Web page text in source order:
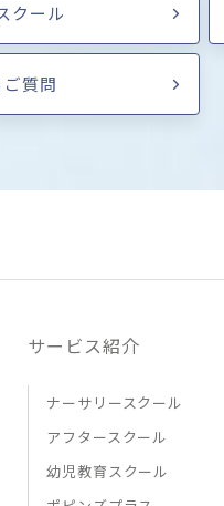
クール
質問
サービス紹介
ナーサリースクール
アフタースクール
幼児教育スクール